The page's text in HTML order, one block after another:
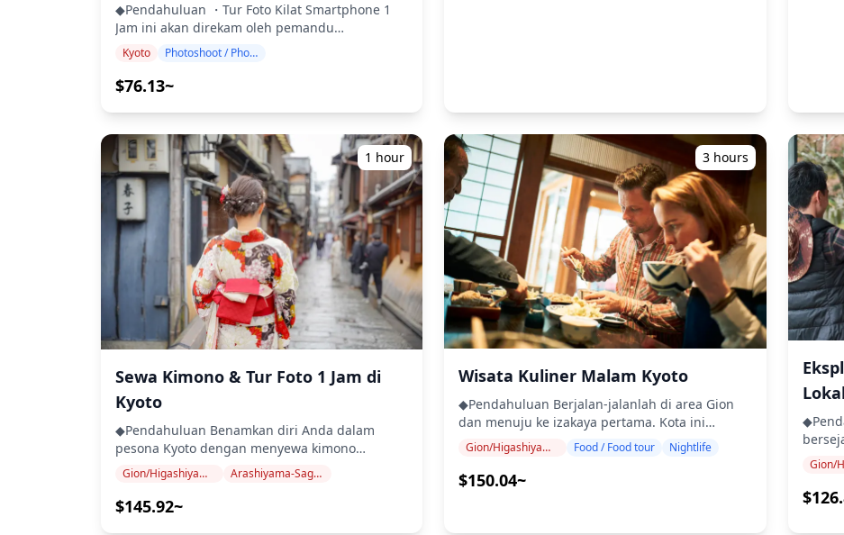
(https://assets.hldycdn.com/experiences/d3ae06_26b2260633ef4b8cb740b9cd940c77e1~mv2.jpg)
![]
(https://assets.hldycdn.com/experiences/d3ae06_a1228cc428d14874b37e23680eaa2fce~mv2.jpg)
(https://assets.hldycdn.com/experiences/d3ae06_8279058ae36941b1b2f911553c44e007~mv2.jpg)
![]
(https://assets.hldycdn.com/experiences/d3ae06_cddc3066920048e0b8d81c755530d3e4~mv2.jpg)
**Yang Termasuk** ・Sesi foto 1 jam ・Data
foto (100+ file asli) ・Koreksi warna hingga 10
foto sesuai permintaan Harap dicatat:
Pengeditan tidak termasuk retouching atau
mengubah bentuk tubuh, fitur wajah, latar
belakang, atau menghapus objek. **Yang Tidak
Termasuk** ・Biaya masuk atau reservasi tiket
untuk fasilitas berbayar (Biaya masuk
fotografer, jika ada, ditanggung oleh
pelanggan.) ・Biaya transportasi ke lokasi
ingin memotret di beberapa lokasi, biaya
transportasi fotografer saat berpindah antar
lokasi dalam waktu yang dipesan akan
ditanggung oleh pelanggan. ・Biaya tambahan
mungkin berlaku jika lokasi pemotretan yang
diminta berada di daerah terpencil (Anda akan
Pengeluaran pribadi lainnya **Catatan Penting
TKP
awal
acara. *Jika Anda tidak dapat mengambil tiket
Anda
dapat
*Kami
paket
Rinn
untuk
ke
◆Pendahuluan ・Tur Foto Kilat Smartphone 1
Jam ini akan direkam oleh pemandu
menggunakan smartphone atau kamera digital
Anda. 💙 ◆Direkomendasikan Untuk: ・Mereka
yang menginginkan foto natural seperti yang
menginginkan foto dikirim pada hari yang sama
・Mereka yang ingin segera memposting foto
di media sosial ◆Waktu Pemotretan: 1 jam. Pilih
slot waktu yang sesuai dengan jadwal
perjalanan Anda! ◆Pemandu: Bahasa Inggris,
Mandarin, Korea, dll. Beri tahu kami bahasa
pilihan Anda, dan kami akan mengatur
pemandu yang berbicara bahasa tersebut! (Jika
jadwal Anda tidak sesuai, kami akan mencoba
mengatur opsi bahasa lain.) ◆Lokasi: Di mana
saja di Kyoto! Beri tahu kami lokasi pilihan Anda
saat memesan agar sesuai dengan rencana
perjalanan Anda! ◆Info Penting: Jika Anda ingin
mengambil foto di beberapa lokasi, Anda harus
menggunakan transportasi umum. Anda
bertanggung jawab atas biaya transportasi,
termasuk biaya pemandu, serta biaya masuk ke
lokasi mana pun. ◆Pengiriman Foto ・Foto akan
diambil dengan smartphone/kamera digital
wisatawan pada hari pemotretan. ・Tidak ada
retouching atau pengeditan kosmetik yang
akan dilakukan. Foto-foto tersebut akan
menangkap momen alami Anda menjelajahi
Kyoto Photoshoot / Photo tour
$76.13~
tanggal yang dijadwalkan atau jika tiba-tiba
hujan pada hari pemotretan, tiga opsi tersedia:
(1) menjadwal ulang tanggal dan waktu, (2)
mengubah lokasi, atau (3) membatalkan
pemotretan.
film
・
・
akan
foto
Korea
・
terjadi
pusat
1 hour
Sewa Kimono & Tur Foto 1 Jam di
Kyoto
◆Pendahuluan Benamkan diri Anda dalam
pesona Kyoto dengan menyewa kimono
tradisional dan berjalan-jalan di jalan-jalan
ikoniknya. Pengalaman ini termasuk fotografer
profesional yang akan mengabadikan
Gion/Higashiyama (Kiyomizu-dera, Yasaka, Heian) Arashiyama-Sagano
$145.92~
3 hours
Wisata Kuliner Malam Kyoto
◆Pendahuluan Berjalan-jalanlah di area Gion
dan menuju ke izakaya pertama. Kota ini
dipenuhi dengan banyak bangunan Kyo-
machiya tua. Di perhentian pertama, nikmati
cita rasa sederhana dari sayuran dan daging
bahannya. Di restoran kedua, nikmati tempura
Gion/Higashiyama (Kiyomizu-dera, Yasaka, Heian) Food / Food tour Nightlife
$150.04~